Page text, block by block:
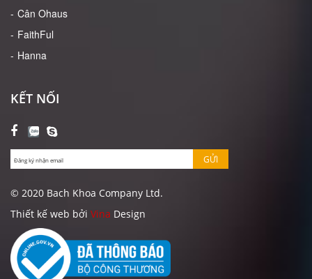
Cân Ohaus
FaithFul
Hanna
KẾT NỐI
GỬI
© 2020 Bach Khoa Company Ltd.
Thiết kế web bởi Vina Design